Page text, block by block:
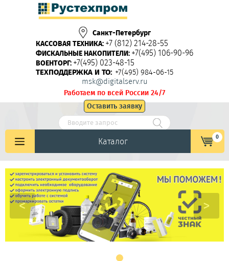
Санкт-Петербург
КАССОВАЯ ТЕХНИКА: +7 (812) 214-28-55
ФИСКАЛЬНЫЕ НАКОПИТЕЛИ: +7(495) 106-90-96
ВОЕНТОРГ: +7(495) 023-48-15
ТЕХПОДДЕРЖКА И ТО: +7(495) 984-06-15
msk@digitalserv.ru
Работаем по всей России 24/7
Оставить заявку
Каталог 0
< >